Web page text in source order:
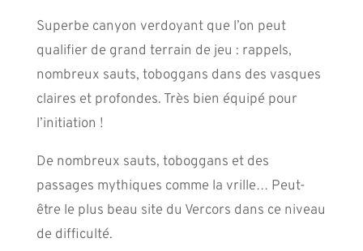
Superbe canyon verdoyant que l’on peut
qualifier de grand terrain de jeu : rappels,
nombreux sauts, toboggans dans des vasques
claires et profondes. Très bien équipé pour
l’initiation !
De nombreux sauts, toboggans et des
passages mythiques comme la vrille… Peut-
être le plus beau site du Vercors dans ce niveau
de difficulté.